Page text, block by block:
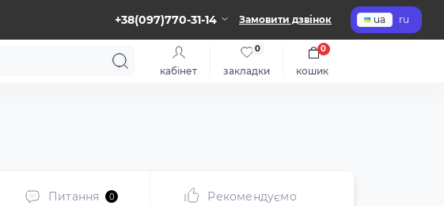
+38(097)770-31-14 Замовити дзвінок ua ru
кабінет закладки
0
кошик
0
Питання 0 Рекомендуємо